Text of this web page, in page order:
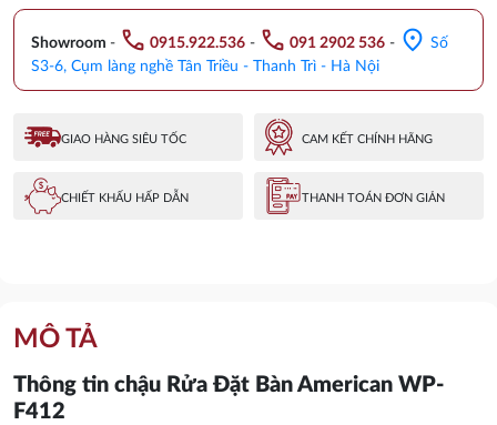
3.080.000 ₫.
Bàn
American
WP-
F412
lượng
Showroom - call 0915.922.536 - call 091 2902 536 - location_on Số
S3-6, Cụm làng nghề Tân Triều - Thanh Trì - Hà Nội
GIAO HÀNG SIÊU TỐC CAM KẾT CHÍNH HÃNG
CHIẾT KHẤU HẤP DẪN THANH TOÁN ĐƠN GIẢN
MÔ TẢ
Thông tin chậu Rửa Đặt Bàn American WP-
F412